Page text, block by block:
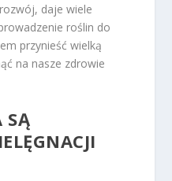
daje wiele
roślin do
przynieść wielką
na nasze zdrowie
SĄ